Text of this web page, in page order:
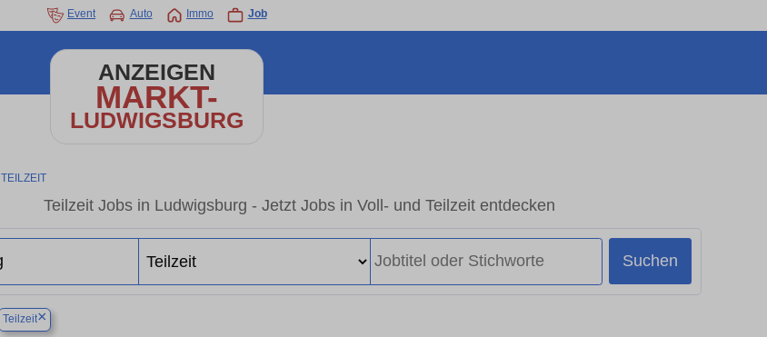
Event Auto Immo Job
ANZEIGEN
MARKT-
LUDWIGSBURG
TEILZEIT
Teilzeit Jobs in Ludwigsburg - Jetzt Jobs in Voll- und Teilzeit entdecken
Suchen
Teilzeit×